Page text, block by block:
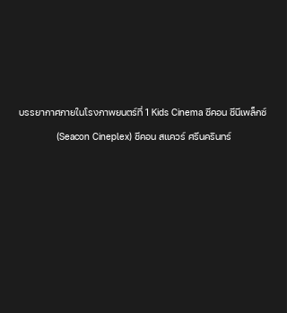
บรรยากาศภายในโรงภาพยนตร์ที่ 1 Kids Cinema ซีคอน ซีนีเพล็กซ์
(Seacon Cineplex) ซีคอน สแควร์ ศรีนครินทร์